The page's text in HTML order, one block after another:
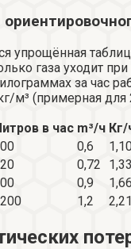
упрощённая
газа уходит
за час
м³ (примерная для
в час m³/ч Кг/
0,6
0,72
1,33
0,9
1,66
1,2 2,21